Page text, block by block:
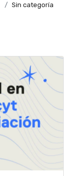
Sin categoría